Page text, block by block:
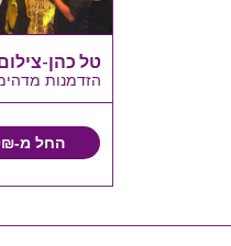
טל כהן-
הזדמנות
החל מ-8,000₪ לחבילת צילום